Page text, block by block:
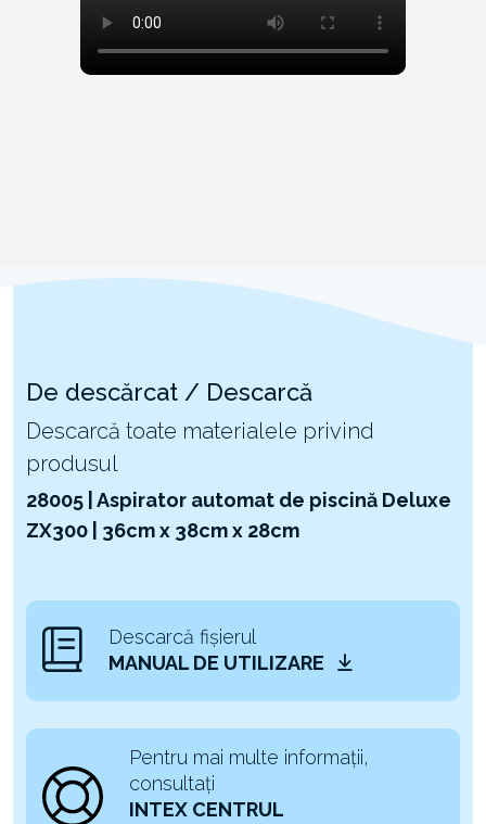
De descărcat / Descarcă
Descarcă toate materialele privind
produsul
28005 | Aspirator automat de piscină Deluxe
ZX300 | 36cm x 38cm x 28cm
Descarcă fișierul
MANUAL DE UTILIZARE
Pentru mai multe informații,
consultați
INTEX CENTRUL